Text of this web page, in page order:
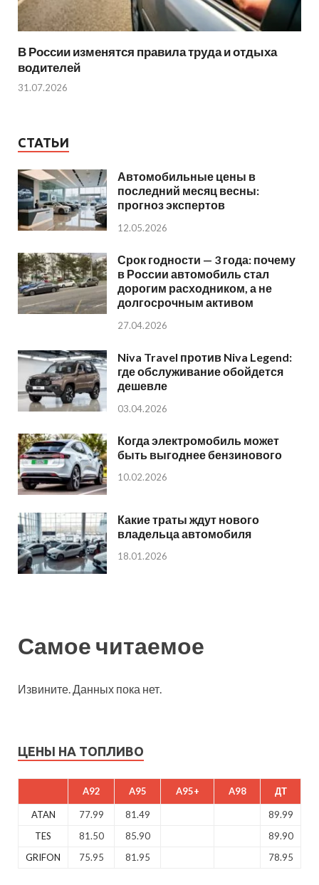
В России изменятся правила труда и отдыха
водителей
31.07.2026
СТАТЬИ
Автомобильные цены в
последний месяц весны:
прогноз экспертов
12.05.2026
Срок годности — 3 года: почему
в России автомобиль стал
дорогим расходником, а не
долгосрочным активом
27.04.2026
Niva Travel против Niva Legend:
где обслуживание обойдется
дешевле
03.04.2026
Когда электромобиль может
быть выгоднее бензинового
10.02.2026
Какие траты ждут нового
владельца автомобиля
18.01.2026
Самое читаемое
Извините. Данных пока нет.
ЦЕНЫ НА ТОПЛИВО
A92 A95 A95+ A98 ДТ
ATAN 77.99 81.49
89.99
TES
81.50 85.90
89.90
GRIFON
75.95 81.95 78.95